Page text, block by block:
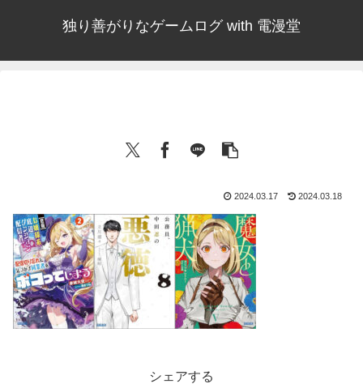
独り善がりなゲームログ with 電漫堂
2024.03.17 2024.03.18
シェアする